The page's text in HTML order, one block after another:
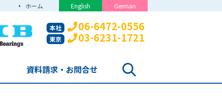
ホーム English German
本社 06-6472-0556
東京 03-6231-1721
資料請求・お問合せ